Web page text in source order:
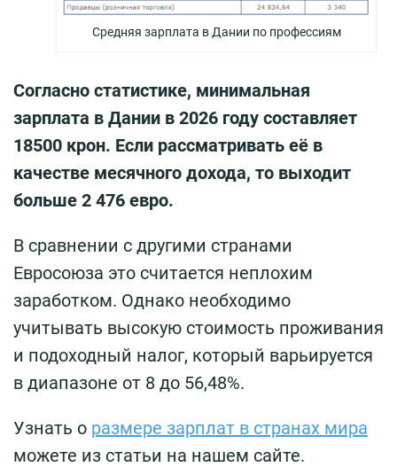
Средняя зарплата в Дании по профессиям
Согласно статистике, минимальная
зарплата в Дании в 2026 году составляет
18500 крон. Если рассматривать её в
качестве месячного дохода, то выходит
больше 2 476 евро.
В сравнении с другими странами
Евросоюза это считается неплохим
заработком. Однако необходимо
учитывать высокую стоимость проживания
и подоходный налог, который варьируется
в диапазоне от 8 до 56,48%.
Узнать о размере зарплат в странах мира
можете из статьи на нашем сайте.